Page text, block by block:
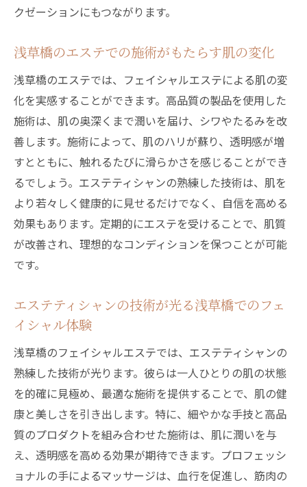
若々しさを取り戻す浅草橋のフェイシャル
エステティシャンの技術で実現する心地よ
いリラクゼーション
肌の再生を促す浅草橋エステの秘密
エステで心身のバランスを整える方法
フェイシャルエステでストレス解消浅草橋での
特別な体験
浅草橋でのフェイシャルエステがもたらす
ストレス軽減効果
忙しい日常から解放されるエステの魅力
エステで心の安らぎを得る浅草橋のスポッ
ストレスを和らげる浅草橋のフェイシャル
エステ
影響
浅草橋でのエステ体験がもたらす心の変化
浅草橋でのオーダーメイドフェイシャルエステ
で肌が蘇る
一人ひとりに合わせたエステ施術の効果
肌の変化を実感！オーダーメイドフェイシ
クゼーションにもつながります。
浅草橋のエステでの施術がもたらす肌の変化
浅草橋のエステでは、フェイシャルエステによる肌の変
化を実感することができます。高品質の製品を使用した
施術は、肌の奥深くまで潤いを届け、シワやたるみを改
善します。施術によって、肌のハリが蘇り、透明感が増
すとともに、触れるたびに滑らかさを感じることができ
るでしょう。エステティシャンの熟練した技術は、肌を
より若々しく健康的に見せるだけでなく、自信を高める
効果もあります。定期的にエステを受けることで、肌質
が改善され、理想的なコンディションを保つことが可能
です。
エステティシャンの技術が光る浅草橋でのフェ
イシャル体験
浅草橋のフェイシャルエステでは、エステティシャンの
熟練した技術が光ります。彼らは一人ひとりの肌の状態
を的確に見極め、最適な施術を提供することで、肌の健
康と美しさを引き出します。特に、細やかな手技と高品
質のプロダクトを組み合わせた施術は、肌に潤いを与
え、透明感を高める効果が期待できます。プロフェッシ
ョナルの手によるマッサージは、血行を促進し、筋肉の